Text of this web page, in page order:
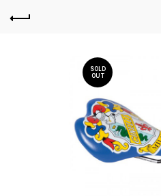
SOLD
OUT